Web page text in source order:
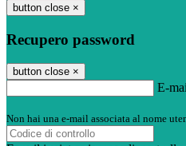
button close ×
Recupero password
button close ×
E-
Non hai una e-mail associata al nome